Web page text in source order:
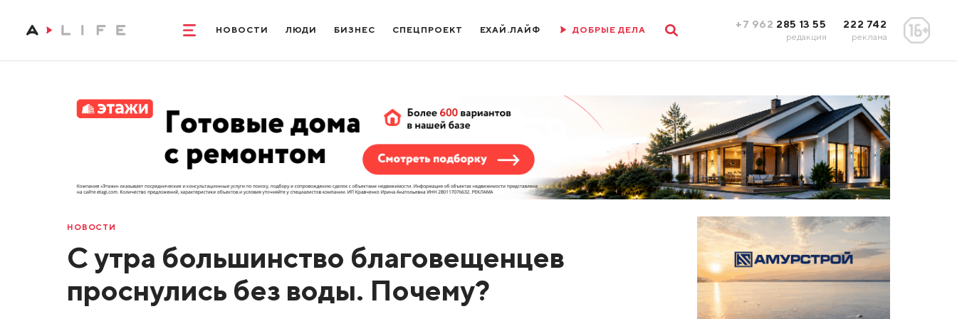
НОВОСТИ ЛЮДИ БИЗНЕС СПЕЦПРОЕКТ ЕХАЙ.ЛАЙФ ДОБРЫЕ ДЕЛА +7 962 285 13 55
редакция
222 742
реклама
НОВОСТИ
С утра большинство благовещенцев
проснулись без воды. Почему?